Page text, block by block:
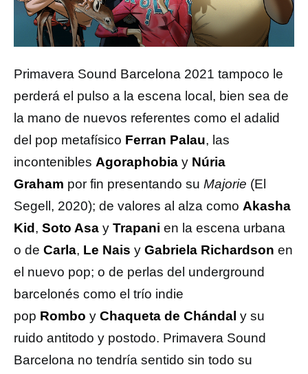
Primavera Sound Barcelona 2021 tampoco le
perderá el pulso a la escena local, bien sea de
la mano de nuevos referentes como el adalid
del pop metafísico Ferran Palau, las
incontenibles Agoraphobia y Núria
Graham por fin presentando su Majorie (El
Segell, 2020); de valores al alza como Akasha
Kid , Soto Asa y Trapani en la escena urbana
o de Carla, Le Nais y Gabriela Richardson en
el nuevo pop; o de perlas del underground
barcelonés como el trío indie
pop Rombo y Chaqueta de Chándal y su
ruido antitodo y postodo. Primavera Sound
Barcelona no tendría sentido sin todo su